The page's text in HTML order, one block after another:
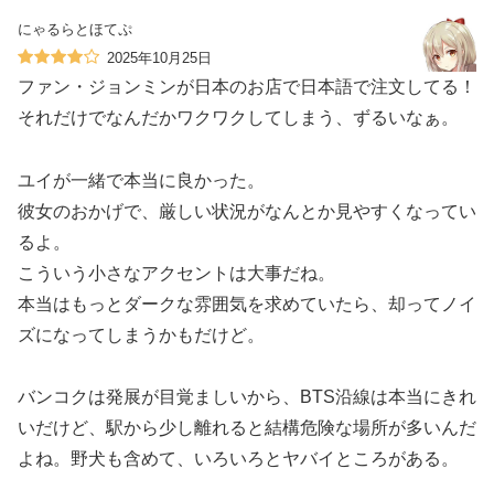
にゃるらとほてぷ
2025年10月25日
ファン・ジョンミンが日本のお店で日本語で注文してる！
それだけでなんだかワクワクしてしまう、ずるいなぁ。
ユイが一緒で本当に良かった。
彼女のおかげで、厳しい状況がなんとか見やすくなってい
るよ。
こういう小さなアクセントは大事だね。
本当はもっとダークな雰囲気を求めていたら、却ってノイ
ズになってしまうかもだけど。
バンコクは発展が目覚ましいから、BTS沿線は本当にきれ
いだけど、駅から少し離れると結構危険な場所が多いんだ
よね。野犬も含めて、いろいろとヤバイところがある。